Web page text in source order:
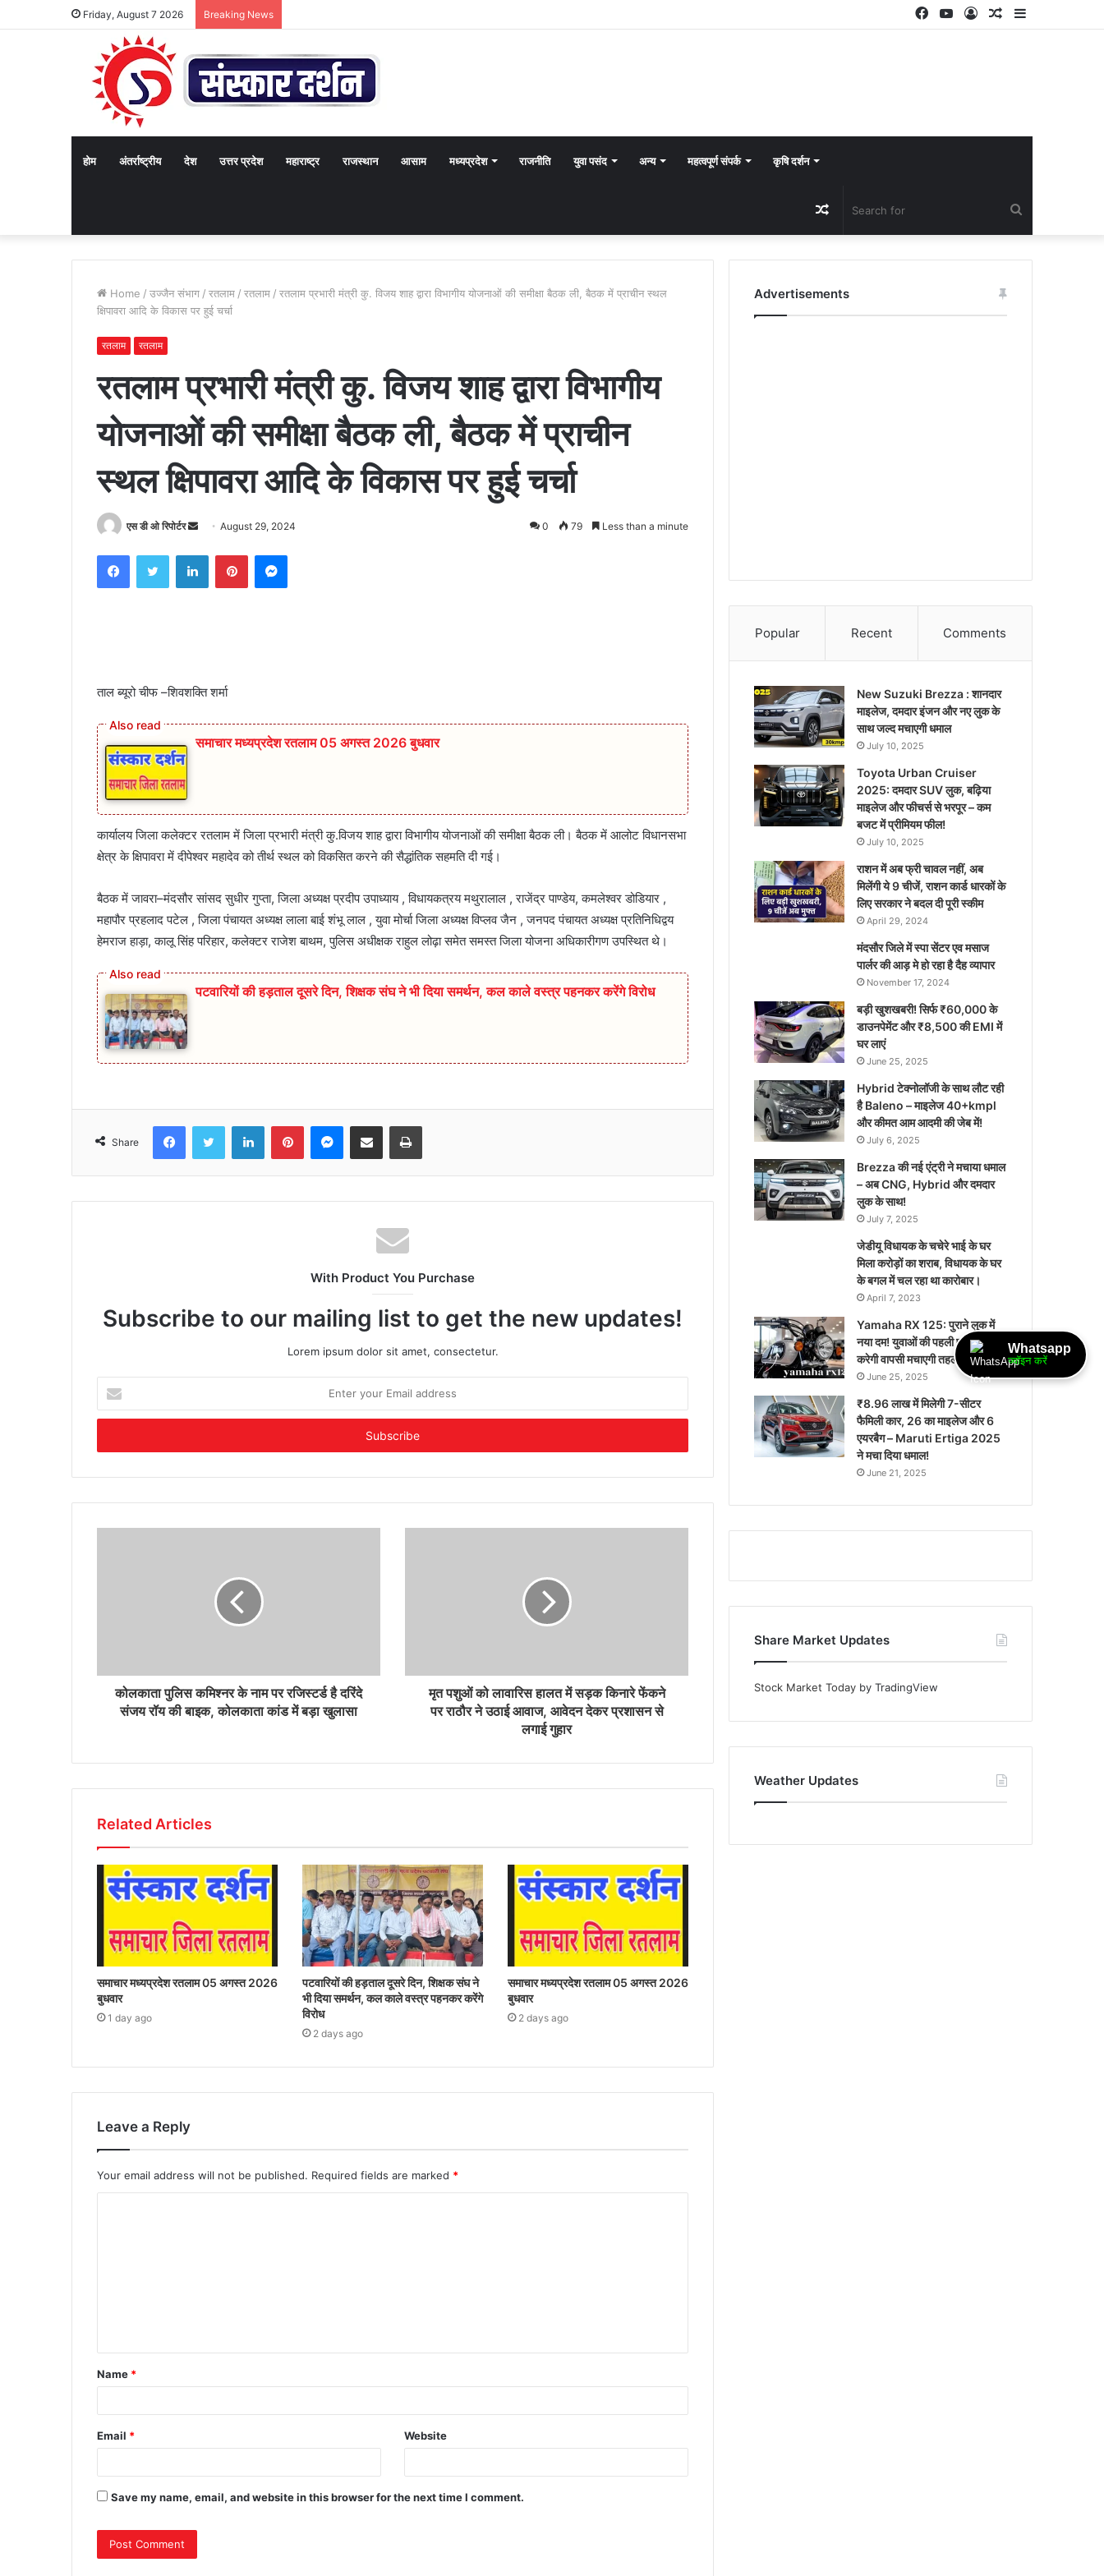
Friday, August 7 2026 Breaking News Sidebar
Random
Log
YouTube
Facebook
होम अंतर्राष्ट्रीय देश उत्तर प्रदेश महाराष्ट्र राजस्थान आसाम मध्यप्रदेश राजनीति युवा पसंद अन्य महत्वपूर्ण संपर्क कृषि दर्शन
for
Random
Article
Home / उज्जैन संभाग / रतलाम / रतलाम / रतलाम प्रभारी मंत्री कु. विजय शाह द्वारा विभागीय योजनाओं की समीक्षा बैठक ली, बैठक में प्राचीन स्थल
क्षिपावरा आदि के विकास पर हुई चर्चा
रतलाम रतलाम
रतलाम प्रभारी मंत्री कु. विजय शाह द्वारा विभागीय
योजनाओं की समीक्षा बैठक ली, बैठक में प्राचीन
स्थल क्षिपावरा आदि के विकास पर हुई चर्चा
एस डी ओ रिपोर्टर
SendAugust 29, 2024 0 79 Less than a minute
FacebookTwitter LinkedInPinterestMessenger
ताल ब्यूरो चीफ –शिवशक्ति शर्मा
समाचार मध्यप्रदेश रतलाम 05 अगस्त 2026 बुधवार
कार्यालय जिला कलेक्टर रतलाम में जिला प्रभारी मंत्री कु.विजय शाह द्वारा विभागीय योजनाओं की समीक्षा बैठक ली। बैठक में आलोट विधानसभा
क्षेत्र के क्षिपावरा में दीपेश्वर महादेव को तीर्थ स्थल को विकसित करने की सैद्धांतिक सहमति दी गई।
बैठक में जावरा–मंदसौर सांसद सुधीर गुप्ता, जिला अध्यक्ष प्रदीप उपाध्याय , विधायकत्रय मथुरालाल , राजेंद्र पाण्डेय, कमलेश्वर डोडियार ,
महापौर प्रहलाद पटेल , जिला पंचायत अध्यक्ष लाला बाई शंभू लाल , युवा मोर्चा जिला अध्यक्ष विप्लव जैन , जनपद पंचायत अध्यक्ष प्रतिनिधिद्वय
हेमराज हाड़ा, कालू सिंह परिहार, कलेक्टर राजेश बाथम, पुलिस अधीक्षक राहुल लोढ़ा समेत समस्त जिला योजना अधिकारीगण उपस्थित थे।
पटवारियों की हड़ताल दूसरे दिन, शिक्षक संघ ने भी दिया समर्थन, कल काले वस्त्र पहनकर करेंगे विरोध
Share
FacebookTwitter LinkedInPinterestMessenger
Share via Email Print
With Product You Purchase
Subscribe to our mailing list to get the new updates!
Lorem ipsum dolor sit amet, consectetur.
your
Email
कोलकाता पुलिस कमिश्नर के नाम पर रजिस्टर्ड है दरिंदे
संजय रॉय की बाइक, कोलकाता कांड में बड़ा खुलासा
मृत पशुओं को लावारिस हालत में सड़क किनारे फेंकने
पर राठौर ने उठाई आवाज, आवेदन देकर प्रशासन से
लगाई गुहार
Related Articles
समाचार मध्यप्रदेश रतलाम 05 अगस्त 2026
बुधवार
1 day ago
पटवारियों की हड़ताल दूसरे दिन, शिक्षक संघ ने
भी दिया समर्थन, कल काले वस्त्र पहनकर करेंगे
विरोध
2 days ago
समाचार मध्यप्रदेश रतलाम 05 अगस्त 2026
बुधवार
2 days ago
Leave a Reply
Your email address will not be published. Required fields are marked *
Name *
Email * Website
Save my name, email, and website in this browser for the next time I comment.
Advertisements
Popular Recent Comments
New Suzuki Brezza : शानदार
माइलेज, दमदार इंजन और नए लुक के
साथ जल्द मचाएगी धमाल
July 10, 2025
Toyota Urban Cruiser
2025: दमदार SUV लुक, बढ़िया
माइलेज और फीचर्स से भरपूर – कम
बजट में प्रीमियम फील!
July 10, 2025
राशन में अब फ्री चावल नहीं, अब
मिलेंगी ये 9 चीजें, राशन कार्ड धारकों के
लिए सरकार ने बदल दी पूरी स्कीम
April 29, 2024
मंदसौर जिले में स्पा सेंटर एव मसाज
पार्लर की आड़ मे हो रहा है दैह व्यापार
November 17, 2024
बड़ी खुशखबरी! सिर्फ ₹60,000 के
डाउनपेमेंट और ₹8,500 की EMI में
घर लाएं
June 25, 2025
Hybrid टेक्नोलॉजी के साथ लौट रही
है Baleno – माइलेज 40+kmpl
और कीमत आम आदमी की जेब में!
July 6, 2025
Brezza की नई एंट्री ने मचाया धमाल
– अब CNG, Hybrid और दमदार
लुक के साथ!
July 7, 2025
जेडीयू विधायक के चचेरे भाई के घर
मिला करोड़ों का शराब, विधायक के घर
के बगल में चल रहा था कारोबार।
April 7, 2023
Yamaha RX 125: पुराने लुक में
नया दम! युवाओं की पहली पसंद फिर से
करेगी वापसी मचाएगी तहलका!
June 25, 2025
₹8.96 लाख में मिलेगी 7-सीटर
फैमिली कार, 26 का माइलेज और 6
एयरबैग – Maruti Ertiga 2025
ने मचा दिया धमाल!
June 21, 2025
Share Market Updates
Stock Market Today by TradingView
Weather Updates
Whatsapp
ज्वॉइन करें